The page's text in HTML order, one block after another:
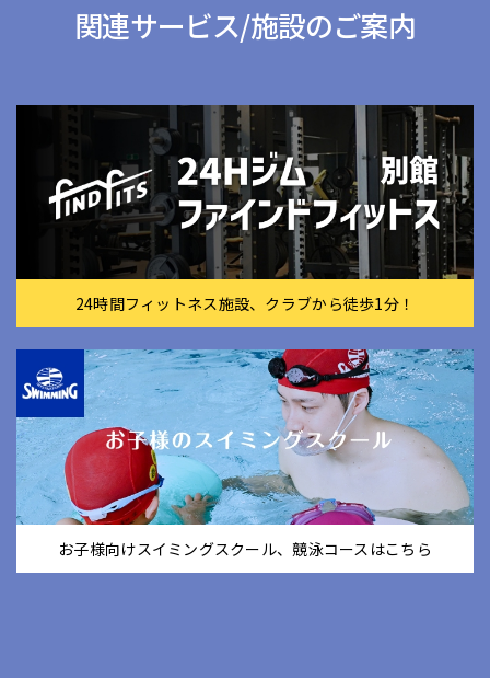
関連サービス/施設のご案内
24時間フィットネス施設、クラブから徒歩1分！
お子様向けスイミングスクール、競泳コースはこちら